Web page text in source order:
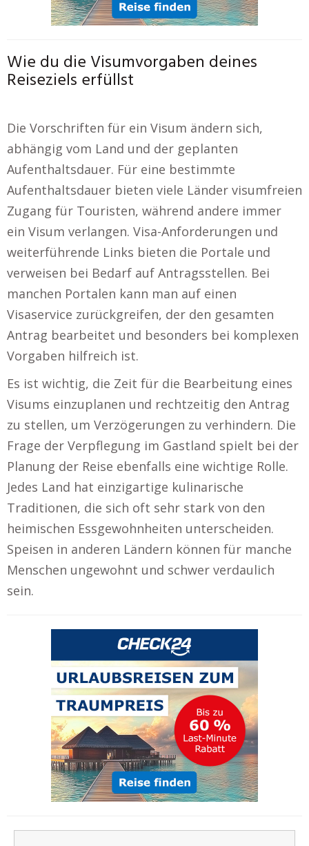
Wie du die Visumvorgaben deines
Reiseziels erfüllst
Die Vorschriften für ein Visum ändern sich,
abhängig vom Land und der geplanten
Aufenthaltsdauer. Für eine bestimmte
Aufenthaltsdauer bieten viele Länder visumfreien
Zugang für Touristen, während andere immer
ein Visum verlangen. Visa-Anforderungen und
weiterführende Links bieten die Portale und
verweisen bei Bedarf auf Antragsstellen. Bei
manchen Portalen kann man auf einen
Visaservice zurückgreifen, der den gesamten
Antrag bearbeitet und besonders bei komplexen
Vorgaben hilfreich ist.
Es ist wichtig, die Zeit für die Bearbeitung eines
Visums einzuplanen und rechtzeitig den Antrag
zu stellen, um Verzögerungen zu verhindern. Die
Frage der Verpflegung im Gastland spielt bei der
Planung der Reise ebenfalls eine wichtige Rolle.
Jedes Land hat einzigartige kulinarische
Traditionen, die sich oft sehr stark von den
heimischen Essgewohnheiten unterscheiden.
Speisen in anderen Ländern können für manche
Menschen ungewohnt und schwer verdaulich
sein.